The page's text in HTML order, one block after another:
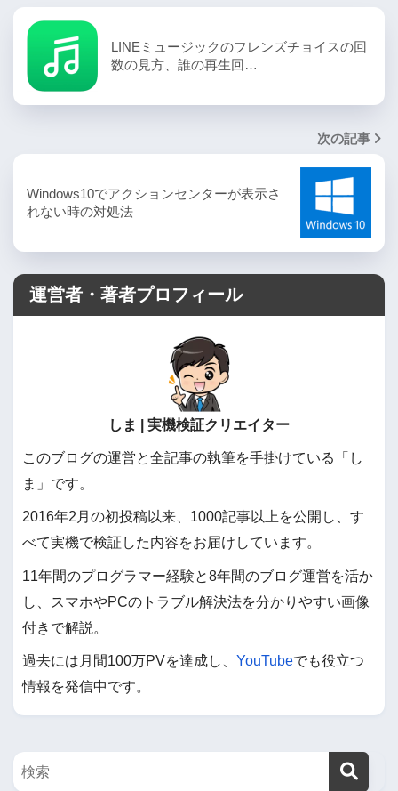
LINEミュージックのフレンズチョイスの回
数の見方、誰の再生回…
次の記事
Windows10でアクションセンターが表示さ
れない時の対処法
運営者・著者プロフィール
しま | 実機検証クリエイター
このブログの運営と全記事の執筆を手掛けている「し
ま」です。
2016年2月の初投稿以来、1000記事以上を公開し、す
べて実機で検証した内容をお届けしています。
11年間のプログラマー経験と8年間のブログ運営を活か
し、スマホやPCのトラブル解決法を分かりやすい画像
付きで解説。
過去には月間100万PVを達成し、 YouTubeでも役立つ
情報を発信中です。